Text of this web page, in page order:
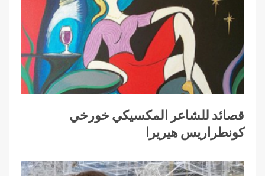
قصائد للشاعر المكسيكي خورخي
كونطراريس هيريرا